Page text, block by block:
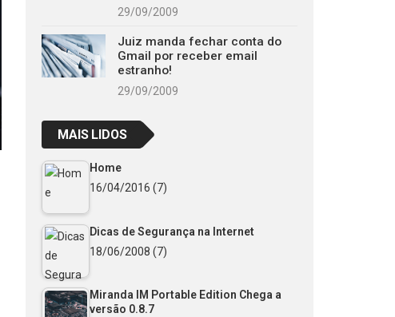
29/09/2009
Juiz manda fechar conta do
Gmail por receber email
estranho!
29/09/2009
MAIS LIDOS
Home
16/04/2016 (7)
Dicas de Segurança na Internet
18/06/2008 (7)
Miranda IM Portable Edition Chega a
versão 0.8.7